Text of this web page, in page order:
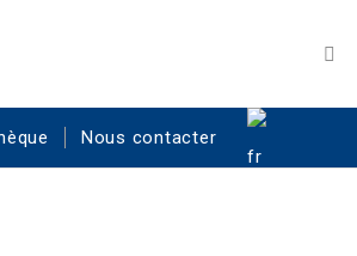
Nous contacter